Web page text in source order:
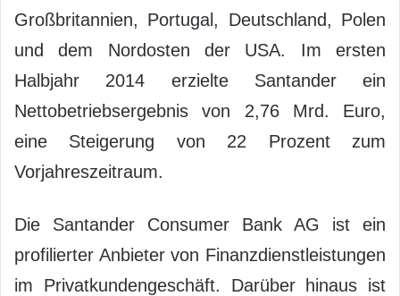
Großbritannien, Portugal, Deutschland, Polen
und dem Nordosten der USA. Im ersten
Halbjahr 2014 erzielte Santander ein
Nettobetriebsergebnis von 2,76 Mrd. Euro,
eine Steigerung von 22 Prozent zum
Vorjahreszeitraum.
Die Santander Consumer Bank AG ist ein
profilierter Anbieter von Finanzdienstleistungen
im Privatkundengeschäft. Darüber hinaus ist